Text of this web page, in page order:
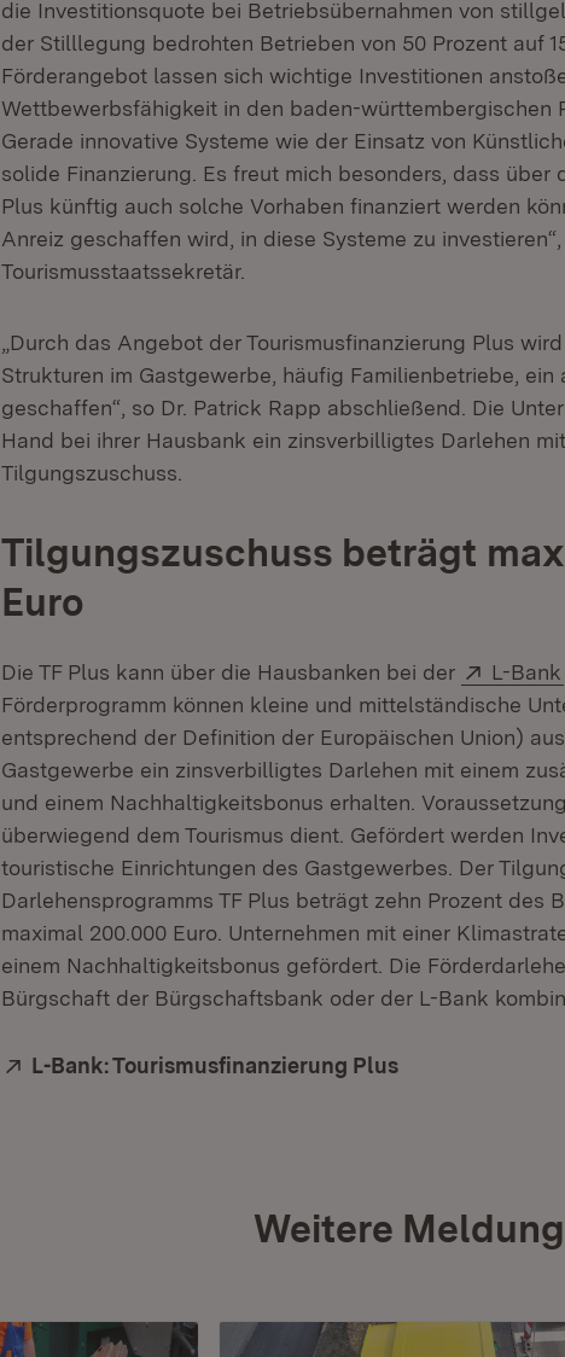
die Investitionsquote bei Betriebsübernahmen von
der Stilllegung bedrohten Betrieben von 50 Prozent auf
Förderangebot lassen sich wichtige Investitionen
Wettbewerbsfähigkeit in den baden-württembergischen
Gerade innovative Systeme wie der Einsatz von
solide Finanzierung. Es freut mich besonders, dass über
Plus künftig auch solche Vorhaben finanziert werden
Anreiz geschaffen wird, in diese Systeme zu
Tourismusstaatssekretär.
„Durch das Angebot der Tourismusfinanzierung Plus
Strukturen im Gastgewerbe, häufig Familienbetriebe,
geschaffen“, so Dr. Patrick Rapp abschließend. Die
Hand bei ihrer Hausbank ein zinsverbilligtes Darlehen
Tilgungszuschuss.
Tilgungszuschuss beträgt
Euro
Die TF Plus kann über die Hausbanken bei der Extern:
L-Bank
Förderprogramm können kleine und mittelständische
entsprechend der Definition der Europäischen Union)
Gastgewerbe ein zinsverbilligtes Darlehen mit einem
und einem Nachhaltigkeitsbonus erhalten.
überwiegend dem Tourismus dient. Gefördert werden
touristische Einrichtungen des Gastgewerbes. Der
Darlehensprogramms TF Plus beträgt zehn Prozent des
maximal 200.000 Euro. Unternehmen mit einer
einem Nachhaltigkeitsbonus gefördert. Die
Bürgschaft der Bürgschaftsbank oder der L-Bank
Extern:
L-Bank: Tourismus­finanzierung Plus
Weitere